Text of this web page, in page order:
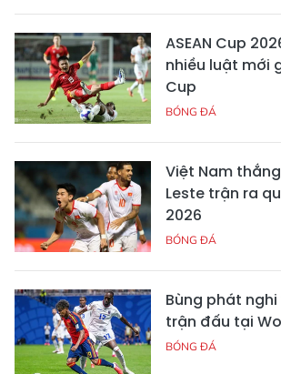
ASEAN Cup
nhiều luật mới
Cup
BÓNG ĐÁ
Việt Nam
Leste trận ra
2026
BÓNG ĐÁ
Bùng phát
trận đấu tại
BÓNG ĐÁ